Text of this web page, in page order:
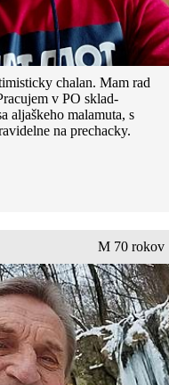
chalan. Mam rad
v PO sklad-
aljaškeho malamuta, s
na prechacky.
M 70 rokov